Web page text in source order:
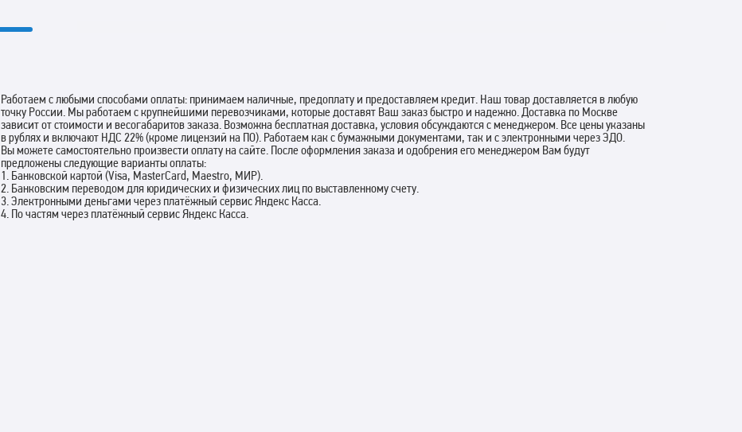
Работаем с любыми способами оплаты: принимаем наличные, предоплату и предоставляем кредит. Наш товар доставляется в любую
точку России. Мы работаем с крупнейшими перевозчиками, которые доставят Ваш заказ быстро и надежно. Доставка по Москве
зависит от стоимости и весогабаритов заказа. Возможна бесплатная доставка, условия обсуждаются с менеджером. Все цены указаны
в рублях и включают НДС 22% (кроме лицензий на ПО). Работаем как с бумажными документами, так и с электронными через ЭДО.
Вы можете самостоятельно произвести оплату на сайте. После оформления заказа и одобрения его менеджером Вам будут
предложены следующие варианты оплаты:
1. Банковской картой (Visa, MasterCard, Maestro, МИР).
2. Банковским переводом для юридических и физических лиц по выставленному счету.
3. Электронными деньгами через платёжный сервис Яндекс Касса.
4. По частям через платёжный сервис Яндекс Касса.